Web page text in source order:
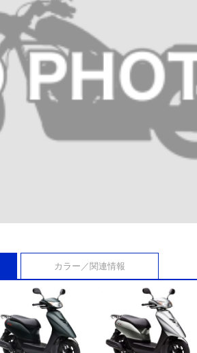
カラー／関連情報